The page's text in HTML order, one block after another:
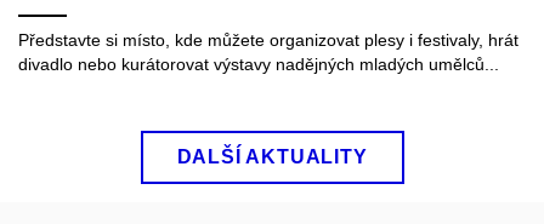
Představte si místo, kde můžete organizovat plesy i festivaly, hrát
divadlo nebo kurátorovat výstavy nadějných mladých umělců...
DALŠÍ AKTUALITY